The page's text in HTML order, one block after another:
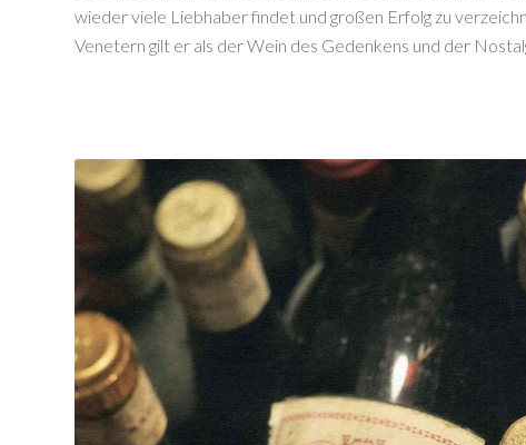
wieder viele Liebhaber findet und großen Erfolg zu
Venetern gilt er als der Wein des Gedenkens und der